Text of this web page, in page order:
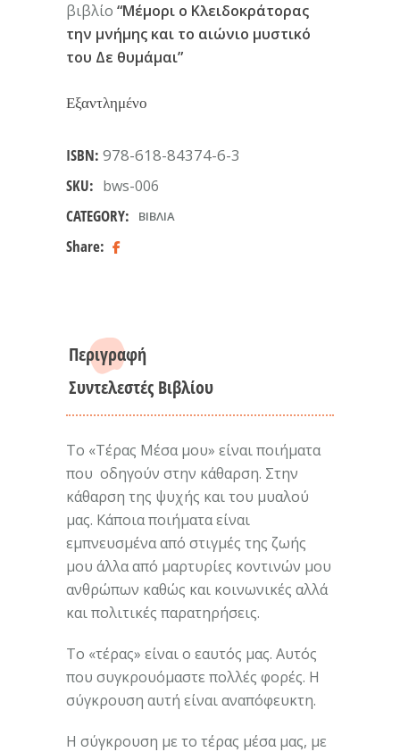
βιβλίο “Μέμορι ο Κλειδοκράτορας
την μνήμης και το αιώνιο μυστικό
του Δε θυμάμαι”
Εξαντλημένο
ISBN: 978-618-84374-6-3
SKU: bws-006
CATEGORY: ΒΙΒΛΊΑ
Share:
Περιγραφή
Συντελεστές Βιβλίου
Το «Τέρας Μέσα μου» είναι ποιήματα
που οδηγούν στην κάθαρση. Στην
κάθαρση της ψυχής και του μυαλού
μας. Κάποια ποιήματα είναι
εμπνευσμένα από στιγμές της ζωής
μου άλλα από μαρτυρίες κοντινών μου
ανθρώπων καθώς και κοινωνικές αλλά
και πολιτικές παρατηρήσεις.
Το «τέρας» είναι ο εαυτός μας. Αυτός
που συγκρουόμαστε πολλές φορές. Η
σύγκρουση αυτή είναι αναπόφευκτη.
Η σύγκρουση με το τέρας μέσα μας, με